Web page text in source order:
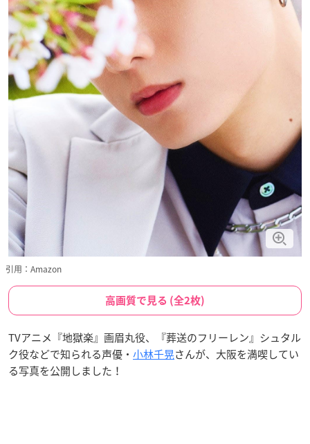
引用：Amazon
高画質で見る (全2枚)
TVアニメ『地獄楽』画眉丸役、『葬送のフリーレン』シュタル
ク役などで知られる声優・ 小林千晃さんが、大阪を満喫してい
る写真を公開しました！